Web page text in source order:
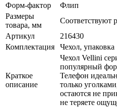
Форм-фактор
Флип
Размеры
товара, мм
Соответствуют
Артикул
216430
Комплектация
Чехол, упаковка
Краткое
описание
Чехол Vellini
популярный
Телефон
только
остаются не
не теряете